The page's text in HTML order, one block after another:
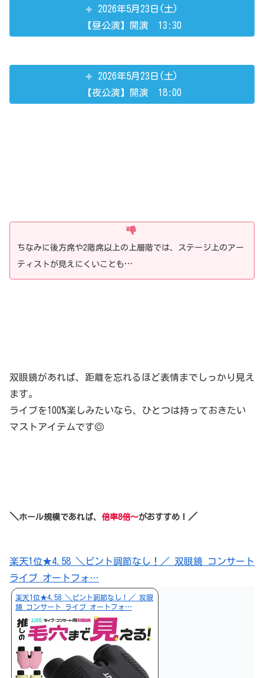
2026年5月23日(土)
【昼公演】開演 13:30
2026年5月23日(土)
【夜公演】開演 18:00
ちなみに後方席や2階席以上の上層階では、ステージ上のアー
ティストが見えにくいことも…
双眼鏡があれば、距離を忘れるほど表情までしっかり見え
ます。
ライブを100%楽しみたいなら、ひとつは持っておきたい
マストアイテムです◎
＼ホール規模であれば、 倍率8倍～がおすすめ！ ／
楽天1位★4.58 ＼ピント調節なし！／ 双眼鏡 コンサート
ライブ オートフォ…
楽天1位★4.58 ＼ピント調節なし！／ 双眼
鏡 コンサート ライブ オートフォ…